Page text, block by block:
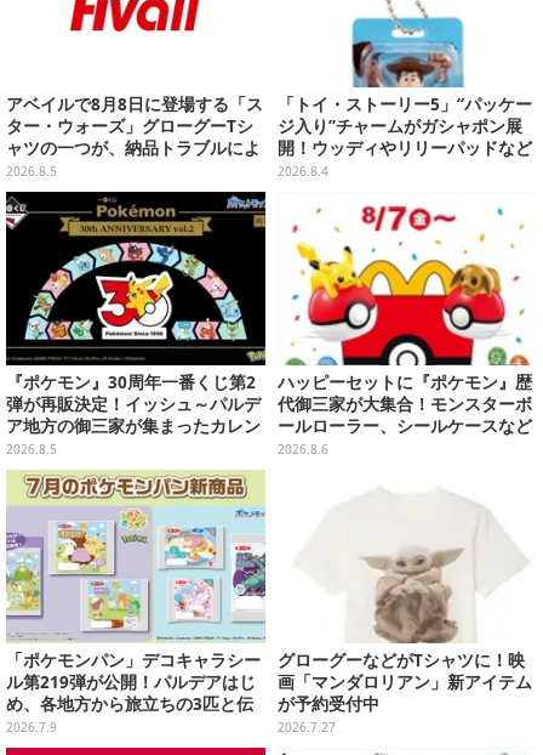
アベイルで8月8日に登場する「ス
ター・ウォーズ」グローグーTシ
ャツの一つが、納品トラブルによ
り販売日変更へ
2026.8.5
「トイ・ストーリー5」“パッケー
ジ入り”チャームがガシャポン展
開！ウッディやリリーパッドなど
全5種、裏面はキャラクターごと
2026.8.4
『ポケモン』30周年一番くじ第2
弾が再販決定！イッシュ～パルデ
ア地方の御三家が集まったカレン
ダー、ぬいぐるみなど記念グッズ
盛りだくさん
2026.8.5
ハッピーセットに『ポケモン』歴
代御三家が大集合！モンスターボ
ールローラー、シールケースなど
全12種
2026.8.6
「ポケモンパン」デコキャラシー
ル第219弾が公開！パルデアはじ
め、各地方から旅立ちの3匹と伝
説のポケモンたち全21種ラインナ
ップ
2026.7.9
グローグーなどがTシャツに！映
画「マンダロリアン」新アイテム
が予約受付中
2026.7.27